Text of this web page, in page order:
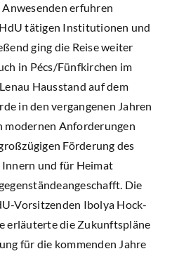
erfuhren
tätigen Institutionen und
ging die Reise weiter
in Pécs/Fünfkirchen im
Hausstand auf dem
in den vergangenen Jahren
modernen Anforderungen
Förderung des
und für Heimat
Die
Vorsitzenden Ibolya Hock-
erläuterte die Zukunftspläne
für die kommenden Jahre